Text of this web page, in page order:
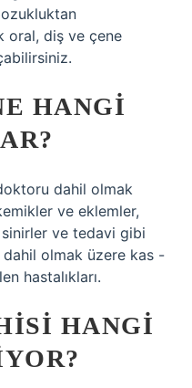
oral, diş ve çene
HANGI
dahil olmak
ve eklemler,
ve tedavi gibi
olmak üzere kas -
hastalıkları.
HANGI